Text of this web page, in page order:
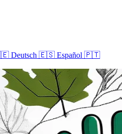
Deutsch 🇪🇸 Español 🇵🇹